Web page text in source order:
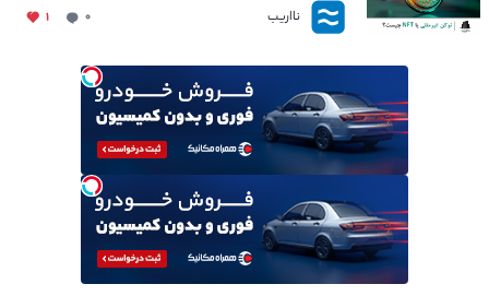
نااریب ۰ ۱